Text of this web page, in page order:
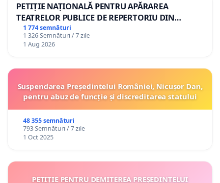
PETIȚIE NAȚIONALĂ PENTRU APĂRAREA
TEATRELOR PUBLICE DE REPERTORIU DIN
ROMÂNIA
1 774 semnături
1 326 Semnături / 7 zile
1 Aug 2026
Suspendarea Președintelui României, Nicușor Dan,
pentru abuz de funcție și discreditarea statului
48 355 semnături
793 Semnături / 7 zile
1 Oct 2025
PETIȚIE PENTRU DEMITEREA PREȘEDINTELUI